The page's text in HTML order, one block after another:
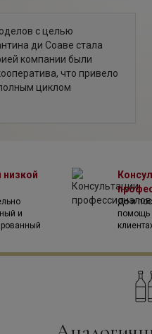
с целью
ди Соаве стала
компании были
что привело
циклом
компания
различных
входят
составляет более
отличительной чертой
производства
обновления
Кантина ди Соаве
низкой
и
До и
помощь